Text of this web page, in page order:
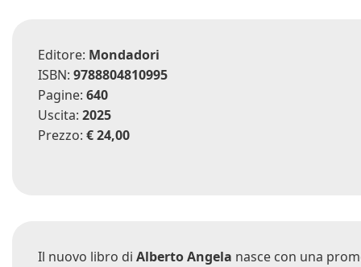
Editore: Mondadori
ISBN: 9788804810995
Pagine: 640
Uscita: 2025
Prezzo: € 24,00
Il nuovo libro di Alberto Angela nasce con una